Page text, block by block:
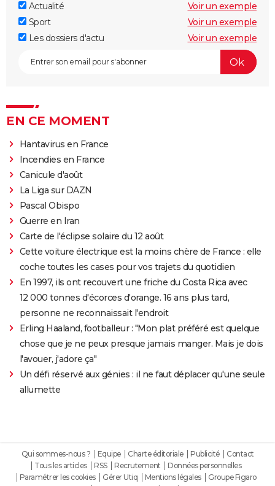
Actualité
Voir un exemple
Sport
Voir un exemple
Les dossiers d'actu
Voir un exemple
EN CE MOMENT
Hantavirus en France
Incendies en France
Canicule d'août
La Liga sur DAZN
Pascal Obispo
Guerre en Iran
Carte de l'éclipse solaire du 12 août
Cette voiture électrique est la moins chère de France : elle
coche toutes les cases pour vos trajets du quotidien
En 1997, ils ont recouvert une friche du Costa Rica avec
12 000 tonnes d'écorces d'orange. 16 ans plus tard,
personne ne reconnaissait l'endroit
Erling Haaland, footballeur : "Mon plat préféré est quelque
chose que je ne peux presque jamais manger. Mais je dois
l'avouer, j'adore ça"
Un défi réservé aux génies : il ne faut déplacer qu'une seule
allumette
Qui sommes-nous ? Equipe Charte éditoriale Publicité
Contact
Tous les articles
RSS Recrutement
Données personnelles
Paramétrer les cookies
Gérer Utiq Mentions légales
Groupe Figaro